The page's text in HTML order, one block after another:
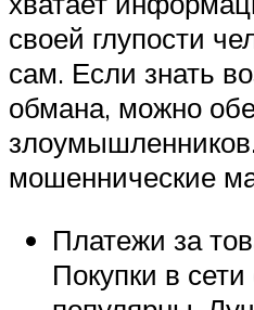
своей глупости
сам. Если знать
обмана, можно
мошеннические
Платежи за
Покупки в